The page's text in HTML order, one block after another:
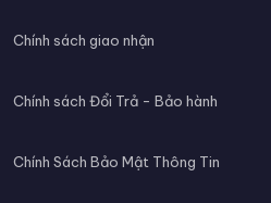
Chính sách giao nhận
Chính sách Đổi Trả - Bảo hành
Chính Sách Bảo Mật Thông Tin